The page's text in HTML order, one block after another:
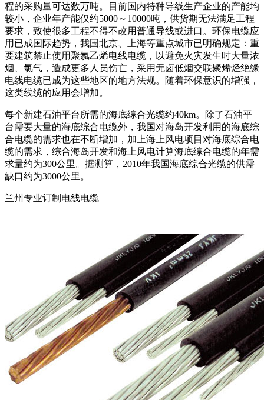
程的采购量可达数万吨。目前国内特种导线生产企业的产能均
较小，企业年产能仅约5000～10000吨，供货期无法满足工程
要求，致使很多工程不得不改用普通导线或进口。环保电缆应
用已成国际趋势，我国北京、上海等重点城市已明确规定：重
要建筑禁止使用聚氯乙烯电线电缆，以避免火灾发生时大量浓
烟、氯气，造成更多人员伤亡，采用无卤低烟交联聚烯烃绝缘
电线电缆已成为这些地区的地方法规。随着环保意识的增强，
这类线缆的应用会增加。
每个新建石油平台所需的海底综合光缆约40km。除了石油平
台需要大量的海底综合电缆外，我国对海岛开发利用的海底综
合电缆的需求也在不断增加，加上海上风电项目对海底综合电
缆的需求，综合海岛开发和海上风电计算海底综合电缆的年需
求量约为300公里。据测算，2010年我国海底综合光缆的供需
缺口约为3000公里。
兰州专业订制电线电缆